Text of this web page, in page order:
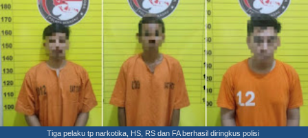
Tiga pelaku tp narkotika, HS, RS dan FA berhasil diringkus polisi